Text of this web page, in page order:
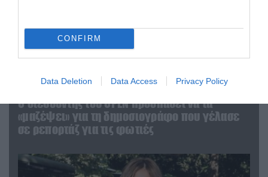
CONFIRM
Data Deletion Data Access Privacy Policy
04.08.2026 | 12:02
O διευθυντής του OPEN προσπαθεί να τα
«μαζέψει» για τη δημοσιογράφο που γέλασε
σε ρεπορτάζ για τις φωτιές